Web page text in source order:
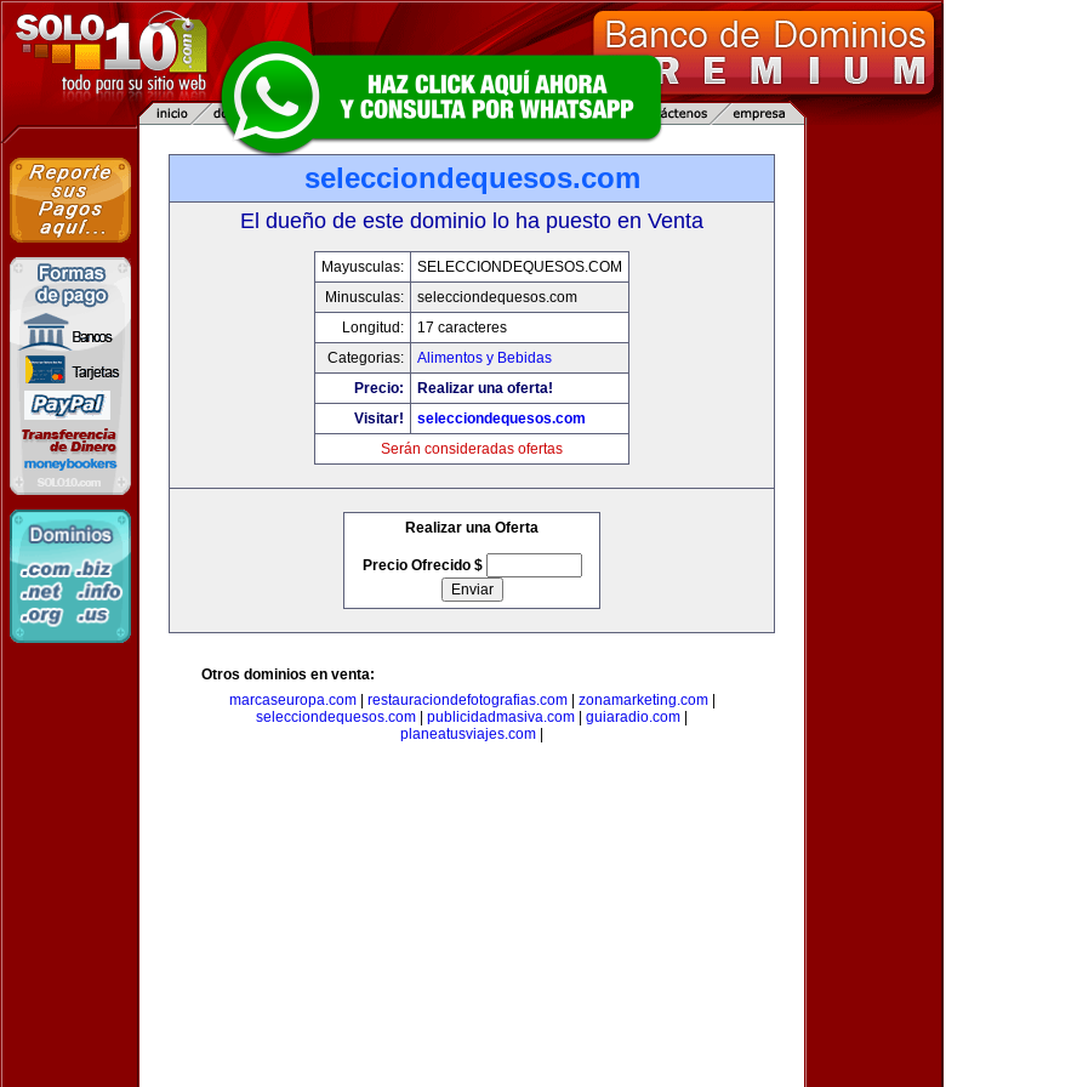
selecciondequesos.com
El dueño de este dominio lo ha puesto en Venta
Mayusculas:
SELECCIONDEQUESOS.COM
Minusculas:
selecciondequesos.com
Longitud:
17 caracteres
Categorias:
Alimentos y Bebidas
Precio:
Realizar una oferta!
Visitar!
selecciondequesos.com
Serán consideradas ofertas
Realizar una Oferta
Precio Ofrecido $
Otros dominios en venta:
marcaseuropa.com| restauraciondefotografias.com| zonamarketing.com|
selecciondequesos.com
publicidadmasiva.com guiaradio.com
planeatusviajes.com